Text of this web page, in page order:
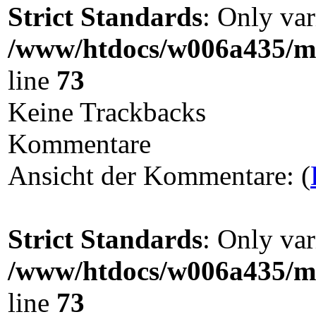
Strict Standards: Only
/www/htdocs/w006a435/
line 73
Keine Trackbacks
Kommentare
Ansicht der Kommentare: (
Strict Standards: Only
/www/htdocs/w006a435/
line 73